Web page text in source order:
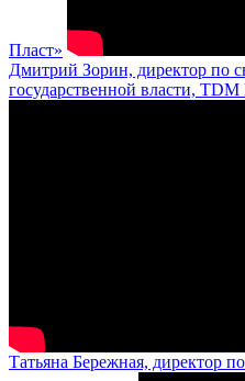
Пласт»
Дмитрий Зорин, директор по
государственной власти,
Татьяна Бережная, директор